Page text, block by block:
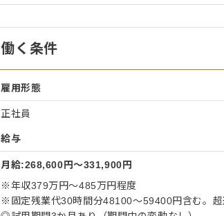
働く条件
雇用形態
正社員
給与
月給:268,600円〜331,900円
※年収379万円～485万円程度
※固定残業代30時間分48100～59400円含む。超